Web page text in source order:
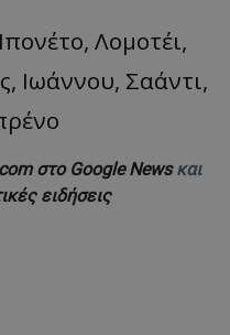
Λομοτέι,
Ιωάννου, Σαάντι,
στο Google Newsκαι
ειδήσεις